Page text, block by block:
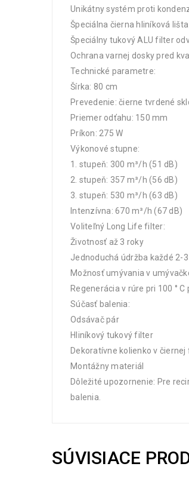
Unikátny systém proti
Špeciálna čierna hliníková
Špeciálny tukový ALU filter
Ochrana varnej dosky pred
Technické parametre:
Šírka: 80 cm
Prevedenie: čierne tvrdené
Priemer odťahu: 150 mm
Príkon: 275 W
Výkonové stupne:
1. stupeň: 300 m³/h (51 dB)
2. stupeň: 357 m³/h (56 dB)
3. stupeň: 530 m³/h (63 dB)
Intenzívna: 670 m³/h (67 dB)
Voliteľný Long Life filter:
Životnosť až 3 roky
Jednoduchá údržba každé 2-
Možnosť umývania v
Regenerácia v rúre pri 100 °
Súčasť balenia:
Odsávač pár
Hliníkový tukový filter
Dekoratívne kolienko v čiernej
Montážny materiál
Dôležité upozornenie: Pre
balenia.
SÚVISIACE